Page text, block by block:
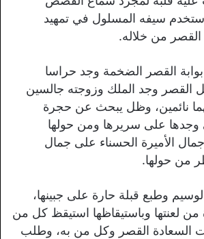
استخدم سيفه المسلول في تمهيد
من خلاله.
القصر الضخمة وجد حراسا
القصر وجد الملك وزوجته جالسين
نائمين، وظل يبحث عن حجرة
وجدها على سريرها ومن حولها
الأميرة الحسناء على جمال
من حولها.
وطبع قبلة حارة على جبينها،
من لعنتها وباستيقاظها استيقظ كل من
السعادة القصر وكل من به، وطلب